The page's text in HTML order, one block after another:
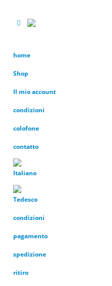
home
Shop
Il mio account
condizioni
colofone
contatto
condizioni
pagamento
spedizione
ritiro